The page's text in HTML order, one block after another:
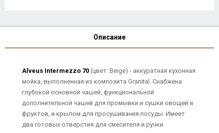
Описание
Alveus Intermezzo 70 (цвет: Beige) - аккуратная кухонная
мойка, выполненная из композита Granital. Снабжена
глубокой основной чашей, функциональной
дополнительной чашей для промывки и сушки овощей и
фруктов, и крылом для просушивания посуды. Имеет
два готовых отверстия для смесителя и ручки